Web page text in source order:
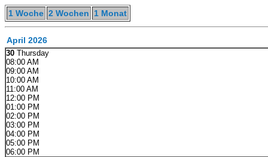
1 Woche 2 Wochen 1 Monat
April 2026
30 Thursday
08:00 AM
09:00 AM
10:00 AM
11:00 AM
12:00 PM
01:00 PM
02:00 PM
03:00 PM
04:00 PM
05:00 PM
06:00 PM